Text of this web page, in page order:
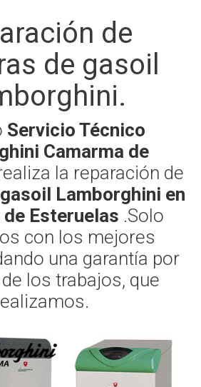
de
de gasoil
Servicio Técnico
Camarma de
la reparación de
Lamborghini en
de Esteruelas .Solo
con los mejores
una garantía por
los trabajos, que